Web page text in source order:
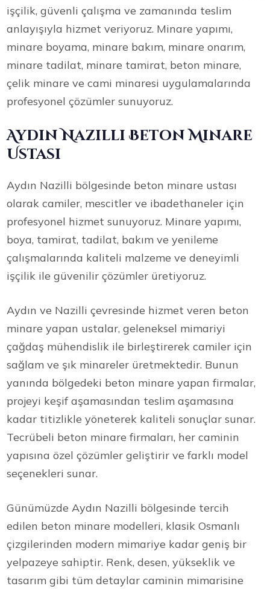
işçilik, güvenli çalışma ve zamanında teslim
anlayışıyla hizmet veriyoruz. Minare yapımı,
minare boyama, minare bakım, minare onarım,
minare tadilat, minare tamirat, beton minare,
çelik minare ve cami minaresi uygulamalarında
profesyonel çözümler sunuyoruz.
Aydın Nazilli Beton Minare
Ustası
Aydın Nazilli bölgesinde beton minare ustası
olarak camiler, mescitler ve ibadethaneler için
profesyonel hizmet sunuyoruz. Minare yapımı,
boya, tamirat, tadilat, bakım ve yenileme
çalışmalarında kaliteli malzeme ve deneyimli
işçilik ile güvenilir çözümler üretiyoruz.
Aydın ve Nazilli çevresinde hizmet veren beton
minare yapan ustalar, geleneksel mimariyi
çağdaş mühendislik ile birleştirerek camiler için
sağlam ve şık minareler üretmektedir. Bunun
yanında bölgedeki beton minare yapan firmalar,
projeyi keşif aşamasından teslim aşamasına
kadar titizlikle yöneterek kaliteli sonuçlar sunar.
Tecrübeli beton minare firmaları, her caminin
yapısına özel çözümler geliştirir ve farklı model
seçenekleri sunar.
Günümüzde Aydın Nazilli bölgesinde tercih
edilen beton minare modelleri, klasik Osmanlı
çizgilerinden modern mimariye kadar geniş bir
yelpazeye sahiptir. Renk, desen, yükseklik ve
tasarım gibi tüm detaylar caminin mimarisine